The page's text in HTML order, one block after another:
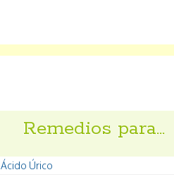
Remedios para…
Ácido Úrico